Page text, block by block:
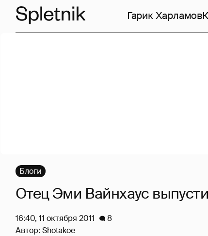
Гарик Харламов
Блоги
Отец Эми Вайнхаус
16:40, 11 октября 2011
8
Автор: Shotakoe